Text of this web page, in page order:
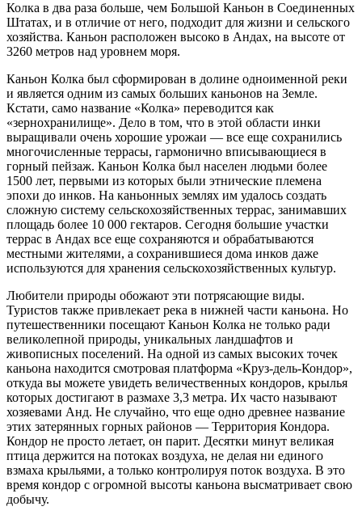
Колка в два раза больше, чем Большой Каньон в Соединенных
Штатах, и в отличие от него, подходит для жизни и сельского
хозяйства. Каньон расположен высоко в Андах, на высоте от
3260 метров над уровнем моря.
Каньон Колка был сформирован в долине одноименной реки
и является одним из самых больших каньонов на Земле.
Кстати, само название «Колка» переводится как
«зернохранилище». Дело в том, что в этой области инки
выращивали очень хорошие урожаи — все еще сохранились
многочисленные террасы, гармонично вписывающиеся в
горный пейзаж. Каньон Колка был населен людьми более
1500 лет, первыми из которых были этнические племена
эпохи до инков. На каньонных землях им удалось создать
сложную систему сельскохозяйственных террас, занимавших
площадь более 10 000 гектаров. Сегодня большие участки
террас в Андах все еще сохраняются и обрабатываются
местными жителями, а сохранившиеся дома инков даже
используются для хранения сельскохозяйственных культур.
Любители природы обожают эти потрясающие виды.
Туристов также привлекает река в нижней части каньона. Но
путешественники посещают Каньон Колка не только ради
великолепной природы, уникальных ландшафтов и
живописных поселений. На одной из самых высоких точек
каньона находится смотровая платформа «Круз-дель-Кондор»,
откуда вы можете увидеть величественных кондоров, крылья
которых достигают в размахе 3,3 метра. Их часто называют
хозяевами Анд. Не случайно, что еще одно древнее название
этих затерянных горных районов — Территория Кондора.
Кондор не просто летает, он парит. Десятки минут великая
птица держится на потоках воздуха, не делая ни единого
взмаха крыльями, а только контролируя поток воздуха. В это
время кондор с огромной высоты каньона высматривает свою
добычу.